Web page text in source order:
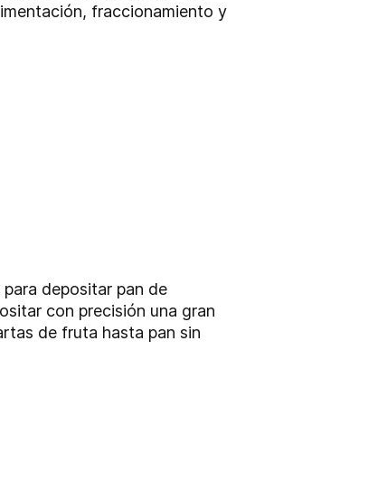
fraccionamiento y
depositar pan de
con precisión una gran
de fruta hasta pan sin